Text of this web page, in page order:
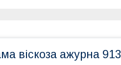
віскоза ажурна 913